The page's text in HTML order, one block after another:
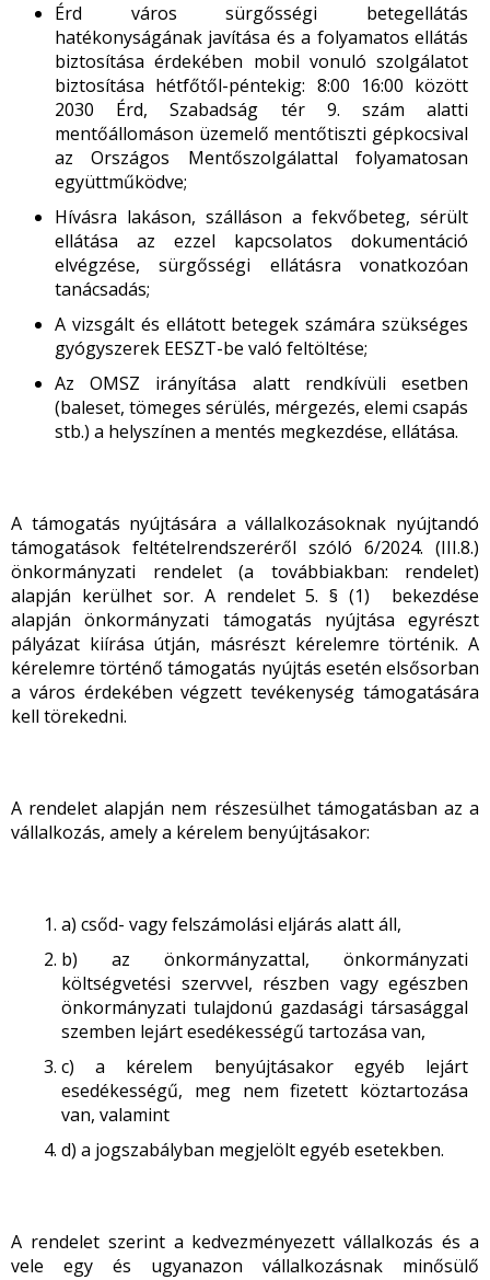
Érd város sürgősségi betegellátás
hatékonyságának javítása és a folyamatos ellátás
biztosítása érdekében mobil vonuló szolgálatot
biztosítása hétfőtől-péntekig: 8:00 16:00 között
2030 Érd, Szabadság tér 9. szám alatti
mentőállomáson üzemelő mentőtiszti gépkocsival
az Országos Mentőszolgálattal folyamatosan
együttműködve;
Hívásra lakáson, szálláson a fekvőbeteg, sérült
ellátása az ezzel kapcsolatos dokumentáció
elvégzése, sürgősségi ellátásra vonatkozóan
tanácsadás;
A vizsgált és ellátott betegek számára szükséges
gyógyszerek EESZT-be való feltöltése;
Az OMSZ irányítása alatt rendkívüli esetben
(baleset, tömeges sérülés, mérgezés, elemi csapás
stb.) a helyszínen a mentés megkezdése, ellátása.
A támogatás nyújtására a vállalkozásoknak nyújtandó
támogatások feltételrendszeréről szóló 6/2024. (III.8.)
önkormányzati rendelet (a továbbiakban: rendelet)
alapján kerülhet sor. A rendelet 5. § (1) bekezdése
alapján önkormányzati támogatás nyújtása egyrészt
pályázat kiírása útján, másrészt kérelemre történik. A
kérelemre történő támogatás nyújtás esetén elsősorban
a város érdekében végzett tevékenység támogatására
kell törekedni.
A rendelet alapján nem részesülhet támogatásban az a
vállalkozás, amely a kérelem benyújtásakor:
a) csőd- vagy felszámolási eljárás alatt áll,
b) az önkormányzattal, önkormányzati
költségvetési szervvel, részben vagy egészben
önkormányzati tulajdonú gazdasági társasággal
szemben lejárt esedékességű tartozása van,
c) a kérelem benyújtásakor egyéb lejárt
esedékességű, meg nem fizetett köztartozása
van, valamint
d) a jogszabályban megjelölt egyéb esetekben.
A rendelet szerint a kedvezményezett vállalkozás és a
vele egy és ugyanazon vállalkozásnak minősülő